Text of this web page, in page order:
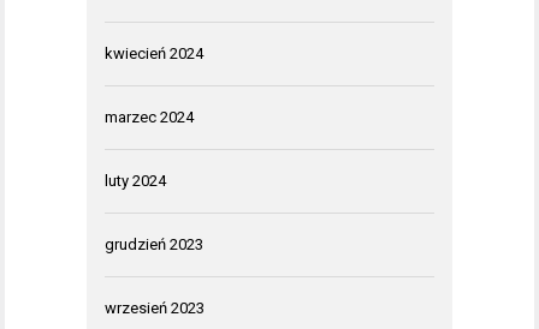
kwiecień 2024
marzec 2024
luty 2024
grudzień 2023
wrzesień 2023